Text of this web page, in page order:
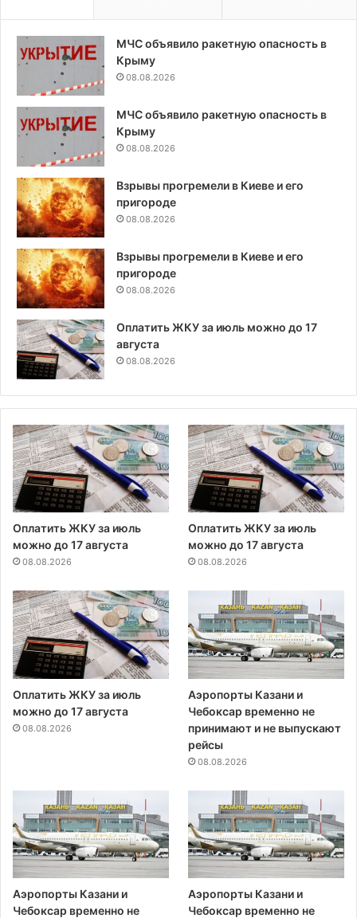
МЧС объявило ракетную опасность в
Крыму
08.08.2026
МЧС объявило ракетную опасность в
Крыму
08.08.2026
Взрывы прогремели в Киеве и его
пригороде
08.08.2026
Взрывы прогремели в Киеве и его
пригороде
08.08.2026
Оплатить ЖКУ за июль можно до 17
августа
08.08.2026
Оплатить ЖКУ за июль
можно до 17 августа
08.08.2026
Оплатить ЖКУ за июль
можно до 17 августа
08.08.2026
Оплатить ЖКУ за июль
можно до 17 августа
08.08.2026
Аэропорты Казани и
Чебоксар временно не
принимают и не выпускают
рейсы
08.08.2026
Аэропорты Казани и
Чебоксар временно не
Аэропорты Казани и
Чебоксар временно не